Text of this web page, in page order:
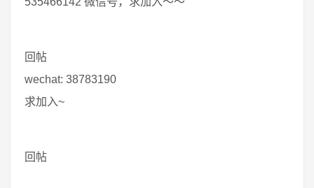
回帖
wechat: 38783190
求加入~
回帖